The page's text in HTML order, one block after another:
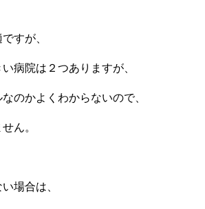
すが、
病院は２つありますが、
のかよくわからないので、
ん。
場合は、